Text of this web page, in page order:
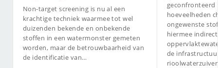
Non-target screening is nu al een
krachtige techniek waarmee tot wel
duizenden bekende en onbekende
stoffen in een watermonster gemeten
worden, maar de betrouwbaarheid van
de identificatie van…
geconfronteerd
hoeveelheden
ongewenste
hiermee
de